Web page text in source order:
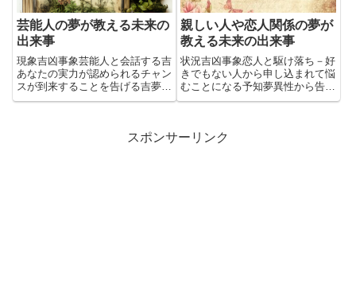
芸能人の夢が教える未来の
出来事
現象吉凶事象芸能人と会話する吉
あなたの実力が認められるチャン
スが到来することを告げる吉夢芸
能人と結婚する凶愛情のもつれ、
からもてなしを受け、会話をした
親しい人や恋人関係の夢が
教える未来の出来事
状況吉凶事象恋人と駆け落ち－好
きでもない人から申し込まれて悩
むことになる予知夢異性から告白
される吉異性から恋を打ち明けら
うちあける夢は吉夢でした（なの
スポンサーリンク